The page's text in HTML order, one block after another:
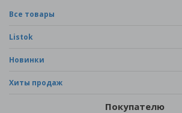
Все товары
Listok
Новинки
Хиты продаж
Покупателю